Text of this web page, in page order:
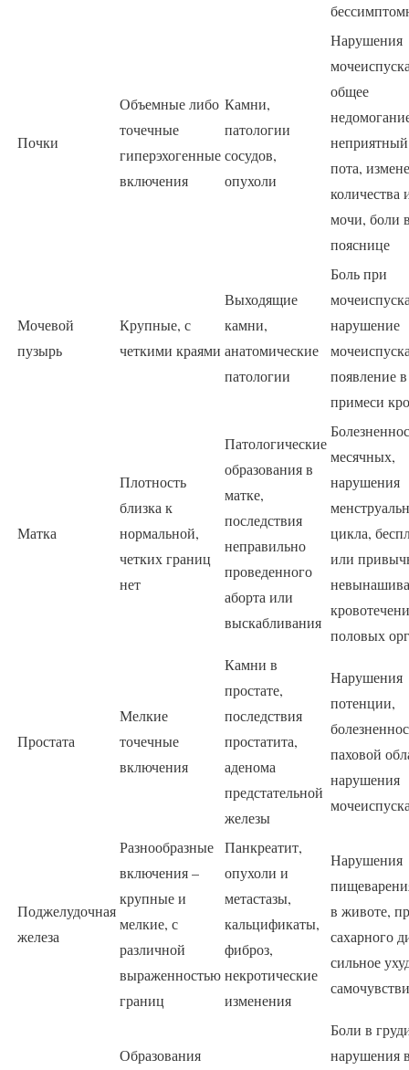
Почки
Объемные либо
точечные
гиперэхогенные
включения
Камни,
патологии
сосудов,
опухоли
Нарушения
общее
неприятный
пота,
количества
мочи, боли
пояснице
Мочевой
пузырь
Крупные, с
четкими краями
Выходящие
камни,
анатомические
патологии
Боль при
нарушение
появление
примеси
Матка
Плотность
близка к
нормальной,
четких границ
нет
Патологические
образования в
матке,
последствия
неправильно
проведенного
аборта или
выскабливания
месячных,
нарушения
цикла,
или
половых
Простата
Мелкие
точечные
включения
Камни в
простате,
последствия
простатита,
аденома
предстательной
железы
Нарушения
потенции,
паховой
нарушения
Поджелудочная
железа
Разнообразные
включения –
крупные и
мелкие, с
различной
выраженностью
границ
Панкреатит,
опухоли и
метастазы,
кальцификаты,
фиброз,
некротические
изменения
Нарушения
в животе,
сахарного
сильное
Образования
Боли в
нарушения